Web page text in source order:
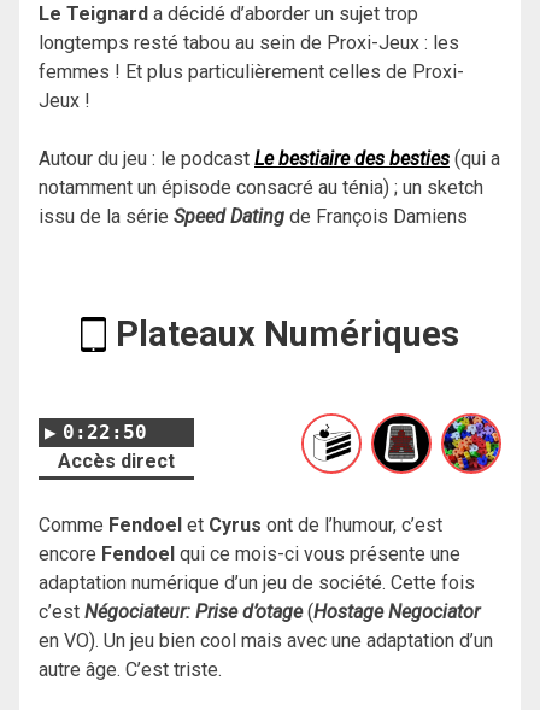
Le Teignard a décidé d’aborder un sujet trop
longtemps resté tabou au sein de Proxi-Jeux : les
femmes ! Et plus particulièrement celles de Proxi-
Jeux !
Autour du jeu : le podcast Le bestiaire des besties (qui a
notamment un épisode consacré au ténia) ; un sketch
issu de la série Speed Dating de François Damiens
Plateaux Numériques
0:22:50
Accès direct
Comme Fendoel et Cyrus ont de l’humour, c’est
encore Fendoel qui ce mois-ci vous présente une
adaptation numérique d’un jeu de société. Cette fois
c’est Négociateur: Prise d’otage(Hostage Negociator
en VO). Un jeu bien cool mais avec une adaptation d’un
autre âge. C’est triste.